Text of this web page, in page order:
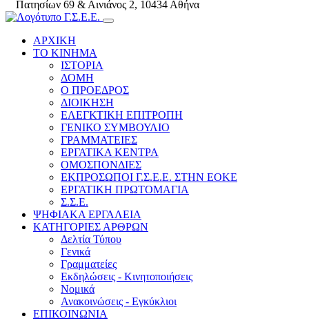
Πατησίων 69 & Αινιάνος 2, 10434 Αθήνα
ΑΡΧΙΚΗ
ΤΟ ΚΙΝΗΜΑ
ΙΣΤΟΡΙΑ
ΔΟΜΗ
Ο ΠΡΟΕΔΡΟΣ
ΔΙΟΙΚΗΣΗ
ΕΛΕΓΚΤΙΚΗ ΕΠΙΤΡΟΠΗ
ΓΕΝΙΚΟ ΣΥΜΒΟΥΛΙΟ
ΓΡΑΜΜΑΤΕΙΕΣ
ΕΡΓΑΤΙΚΑ ΚΕΝΤΡΑ
ΟΜΟΣΠΟΝΔΙΕΣ
ΕΚΠΡΟΣΩΠΟΙ Γ.Σ.Ε.Ε. ΣΤΗΝ ΕΟΚΕ
ΕΡΓΑΤΙΚΗ ΠΡΩΤΟΜΑΓΙΑ
Σ.Σ.Ε.
ΨΗΦΙΑΚΑ ΕΡΓΑΛΕΙΑ
ΚΑΤΗΓΟΡΙΕΣ ΑΡΘΡΩΝ
Δελτία Τύπου
Γενικά
Γραμματείες
Εκδηλώσεις - Κινητοποιήσεις
Νομικά
Ανακοινώσεις - Εγκύκλιοι
ΕΠΙΚΟΙΝΩΝΙΑ